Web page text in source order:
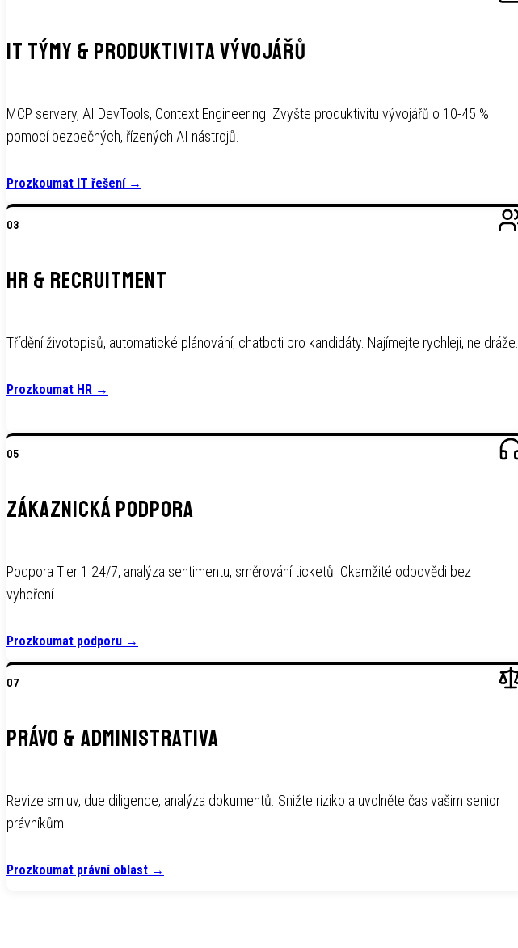
IT TÝMY & PRODUKTIVITA VÝVOJÁŘŮ
MCP servery, AI DevTools, Context Engineering. Zvyšte produktivitu vývojářů o 10-45 %
pomocí bezpečných, řízených AI nástrojů.
Prozkoumat IT řešení→
03
HR & RECRUITMENT
Třídění životopisů, automatické plánování, chatboti pro kandidáty. Najímejte rychleji, ne dráže.
Prozkoumat HR →
05
ZÁKAZNICKÁ PODPORA
Podpora Tier 1 24/7, analýza sentimentu, směrování ticketů. Okamžité odpovědi bez
vyhoření.
Prozkoumat podporu →
07
PRÁVO & ADMINISTRATIVA
Revize smluv, due diligence, analýza dokumentů. Snižte riziko a uvolněte čas vašim senior
právníkům.
Prozkoumat právní oblast →